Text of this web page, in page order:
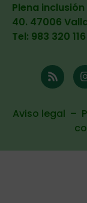
Plena
40. 47006
Tel: 983 320 116
Aviso legal –